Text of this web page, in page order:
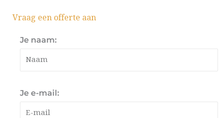
Vraag een offerte aan
Je naam:
Je e-mail: